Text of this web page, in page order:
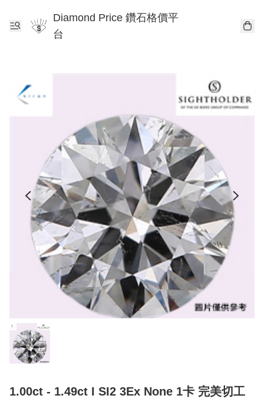
Diamond Price 鑽石格價平
台
1.00ct - 1.49ct I SI2 3Ex None 1卡 完美切工